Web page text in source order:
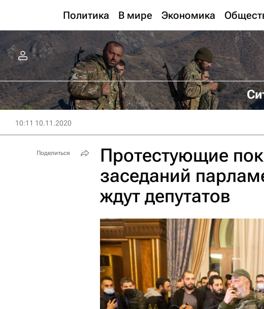
Политика В мире Экономика
10:11 10.11.2020
Протестующие
заседаний
ждут депутатов
Поделиться